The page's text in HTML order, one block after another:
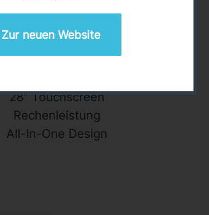
MEDIUM
28″ Touchscreen
Rechenleistung
All-In-One Design
Zur neuen Website